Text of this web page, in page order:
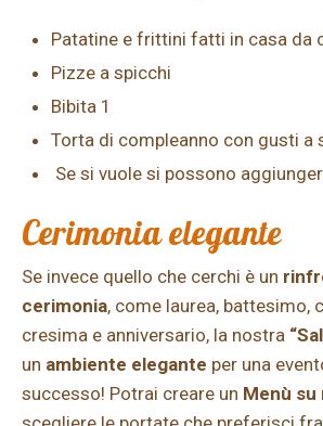
Patatine e frittini fatti in casa da
Pizze a spicchi
Bibita 1
Torta di compleanno con gusti a
Se si vuole si possono
Cerimonia elegante
Se invece quello che cerchi è un
cerimonia, come laurea, battesimo,
cresima e anniversario, la nostra
un ambiente elegante per una
successo! Potrai creare un Menù su